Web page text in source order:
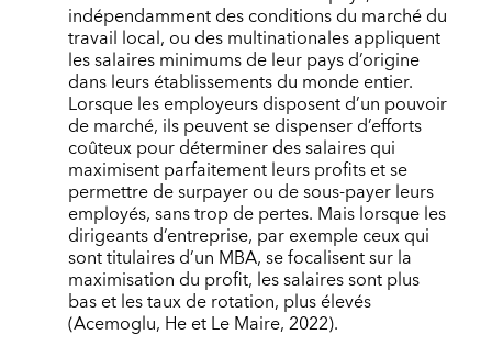
indépendamment des conditions du marché du
travail local, ou des multinationales appliquent
les salaires minimums de leur pays d’origine
dans leurs établissements du monde entier.
Lorsque les employeurs disposent d’un pouvoir
de marché, ils peuvent se dispenser d’efforts
coûteux pour déterminer des salaires qui
maximisent parfaitement leurs profits et se
permettre de surpayer ou de sous-payer leurs
employés, sans trop de pertes. Mais lorsque les
dirigeants d’entreprise, par exemple ceux qui
sont titulaires d’un MBA, se focalisent sur la
maximisation du profit, les salaires sont plus
bas et les taux de rotation, plus élevés
(Acemoglu, He et Le Maire, 2022).